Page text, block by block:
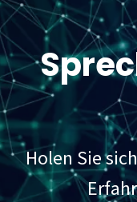
Holen Sie